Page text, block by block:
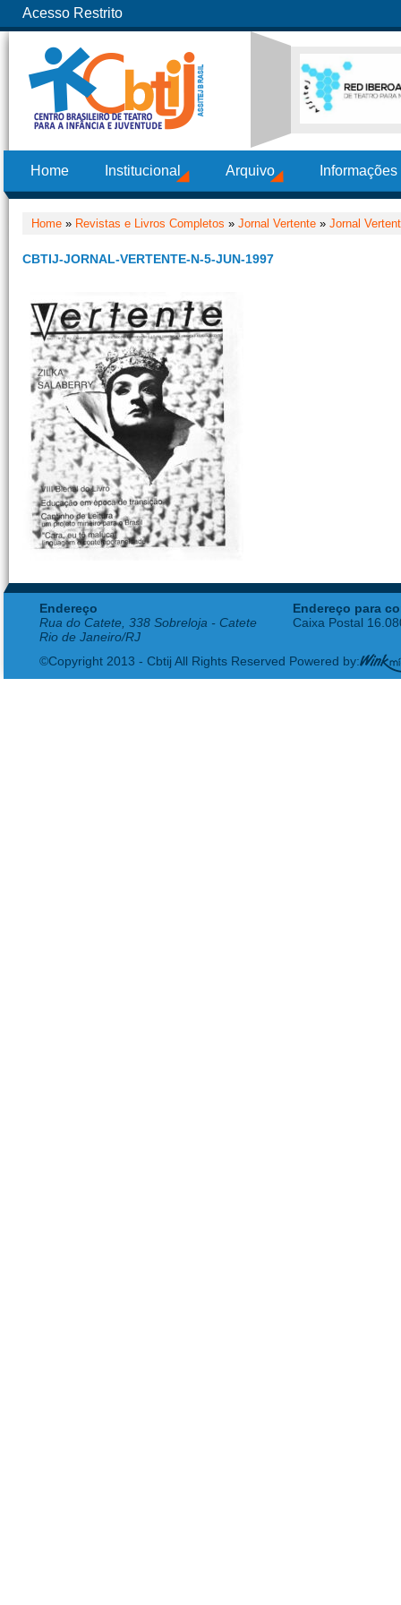
Acesso Restrito
Home Institucional Arquivo
Home » Revistas e Livros Completos » Jornal Vertente » Jornal
CBTIJ-JORNAL-VERTENTE-N-5-JUN-1997
Endereço
Rua do Catete, 338 Sobreloja - Catete
Rio de Janeiro/RJ
Endereço para
Caixa Postal
©Copyright 2013 - Cbtij All Rights Reserved Powered by: